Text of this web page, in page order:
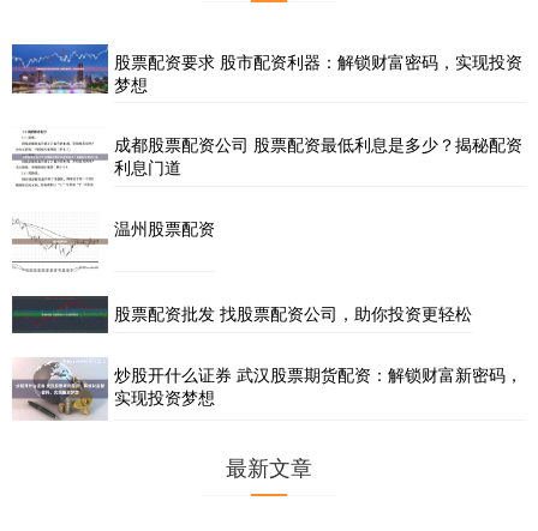
股票配资要求 股市配资利器：解锁财富密码，实现投资
梦想
成都股票配资公司 股票配资最低利息是多少？揭秘配资
利息门道
温州股票配资
股票配资批发 找股票配资公司，助你投资更轻松
炒股开什么证券 武汉股票期货配资：解锁财富新密码，
实现投资梦想
最新文章